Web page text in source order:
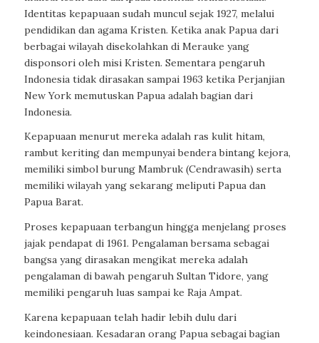
Identitas kepapuaan sudah muncul sejak 1927, melalui
pendidikan dan agama Kristen. Ketika anak Papua dari
berbagai wilayah disekolahkan di Merauke yang
disponsori oleh misi Kristen. Sementara pengaruh
Indonesia tidak dirasakan sampai 1963 ketika Perjanjian
New York memutuskan Papua adalah bagian dari
Indonesia.
Kepapuaan menurut mereka adalah ras kulit hitam,
rambut keriting dan mempunyai bendera bintang kejora,
memiliki simbol burung Mambruk (Cendrawasih) serta
memiliki wilayah yang sekarang meliputi Papua dan
Papua Barat.
Proses kepapuaan terbangun hingga menjelang proses
jajak pendapat di 1961. Pengalaman bersama sebagai
bangsa yang dirasakan mengikat mereka adalah
pengalaman di bawah pengaruh Sultan Tidore, yang
memiliki pengaruh luas sampai ke Raja Ampat.
Karena kepapuaan telah hadir lebih dulu dari
keindonesiaan. Kesadaran orang Papua sebagai bagian